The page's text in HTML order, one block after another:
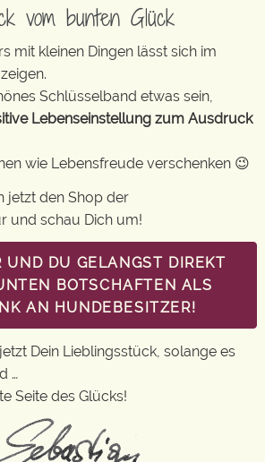
vom bunten Glück
mit kleinen Dingen lässt sich im
Schlüsselband etwas sein,
Lebenseinstellung zum Ausdruck
wie Lebensfreude verschenken 😉
jetzt den Shop der
und schau Dich um!
UND DU GELANGST DIREKT
BOTSCHAFTEN ALS
AN HUNDEBESITZER!
Dein Lieblingsstück, solange es
…
Seite des Glücks!